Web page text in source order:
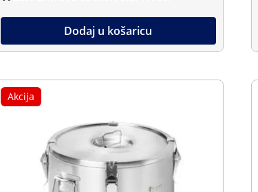
Dodaj u košaricu
Akcija